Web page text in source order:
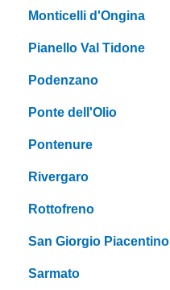
Monticelli d'Ongina
Pianello Val Tidone
Podenzano
Ponte dell'Olio
Pontenure
Rivergaro
Rottofreno
San Giorgio Piacentino
Sarmato